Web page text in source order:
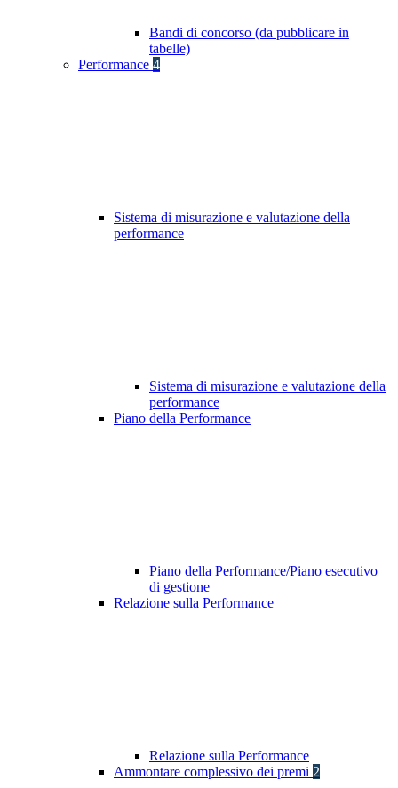
Bandi di concorso (da pubblicare in
tabelle)
Performance 4
Sistema di misurazione e valutazione della
performance
Sistema di misurazione e valutazione della
performance
Piano della Performance
Piano della Performance/Piano esecutivo
di gestione
Relazione sulla Performance
Relazione sulla Performance
Ammontare complessivo dei premi 2